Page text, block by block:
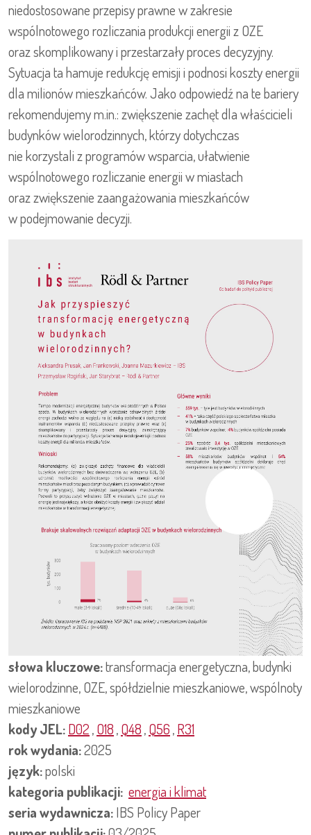
niedostosowane przepisy prawne w zakresie
wspólnotowego rozliczania produkcji energii z OZE
oraz skomplikowany i przestarzały proces decyzyjny.
Sytuacja ta hamuje redukcję emisji i podnosi koszty energii
dla milionów mieszkańców. Jako odpowiedź na te bariery
rekomendujemy m.in.: zwiększenie zachęt dla właścicieli
budynków wielorodzinnych, którzy dotychczas
nie korzystali z programów wsparcia, ułatwienie
wspólnotowego rozliczanie energii w miastach
oraz zwiększenie zaangażowania mieszkańców
w podejmowanie decyzji.
słowa kluczowe:transformacja energetyczna, budynki
wielorodzinne, OZE, spółdzielnie mieszkaniowe, wspólnoty
mieszkaniowe
kody JEL:D02,O18,Q48,Q56,R31
rok wydania:2025
język:polski
kategoria publikacji: energia i klimat
seria wydawnicza:IBS Policy Paper